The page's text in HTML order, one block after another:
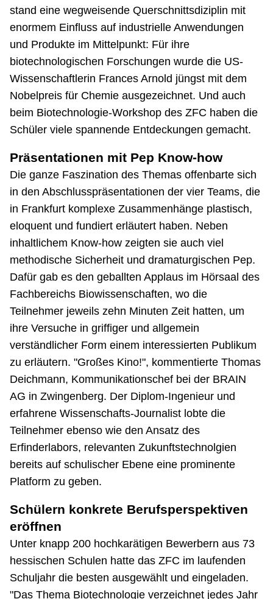
stand eine wegweisende Querschnittsdiziplin mit
enormem Einfluss auf industrielle Anwendungen
und Produkte im Mittelpunkt: Für ihre
biotechnologischen Forschungen wurde die US-
Wissenschaftlerin Frances Arnold jüngst mit dem
Nobelpreis für Chemie ausgezeichnet. Und auch
beim Biotechnologie-Workshop des ZFC haben die
Schüler viele spannende Entdeckungen gemacht.
Präsentationen mit Pep Know-how
Die ganze Faszination des Themas offenbarte sich
in den Abschlusspräsentationen der vier Teams, die
in Frankfurt komplexe Zusammenhänge plastisch,
eloquent und fundiert erläutert haben. Neben
inhaltlichem Know-how zeigten sie auch viel
methodische Sicherheit und dramaturgischen Pep.
Dafür gab es den geballten Applaus im Hörsaal des
Fachbereichs Biowissenschaften, wo die
Teilnehmer jeweils zehn Minuten Zeit hatten, um
ihre Versuche in griffiger und allgemein
verständlicher Form einem interessierten Publikum
zu erläutern. "Großes Kino!", kommentierte Thomas
Deichmann, Kommunikationschef bei der BRAIN
AG in Zwingenberg. Der Diplom-Ingenieur und
erfahrene Wissenschafts-Journalist lobte die
Teilnehmer ebenso wie den Ansatz des
Erfinderlabors, relevanten Zukunftstechnolgien
bereits auf schulischer Ebene eine prominente
Platform zu geben.
Schülern konkrete Berufsperspektiven
eröffnen
Unter knapp 200 hochkarätigen Bewerbern aus 73
hessischen Schulen hatte das ZFC im laufenden
Schuljahr die besten ausgewählt und eingeladen.
"Das Thema Biotechnologie verzeichnet jedes Jahr